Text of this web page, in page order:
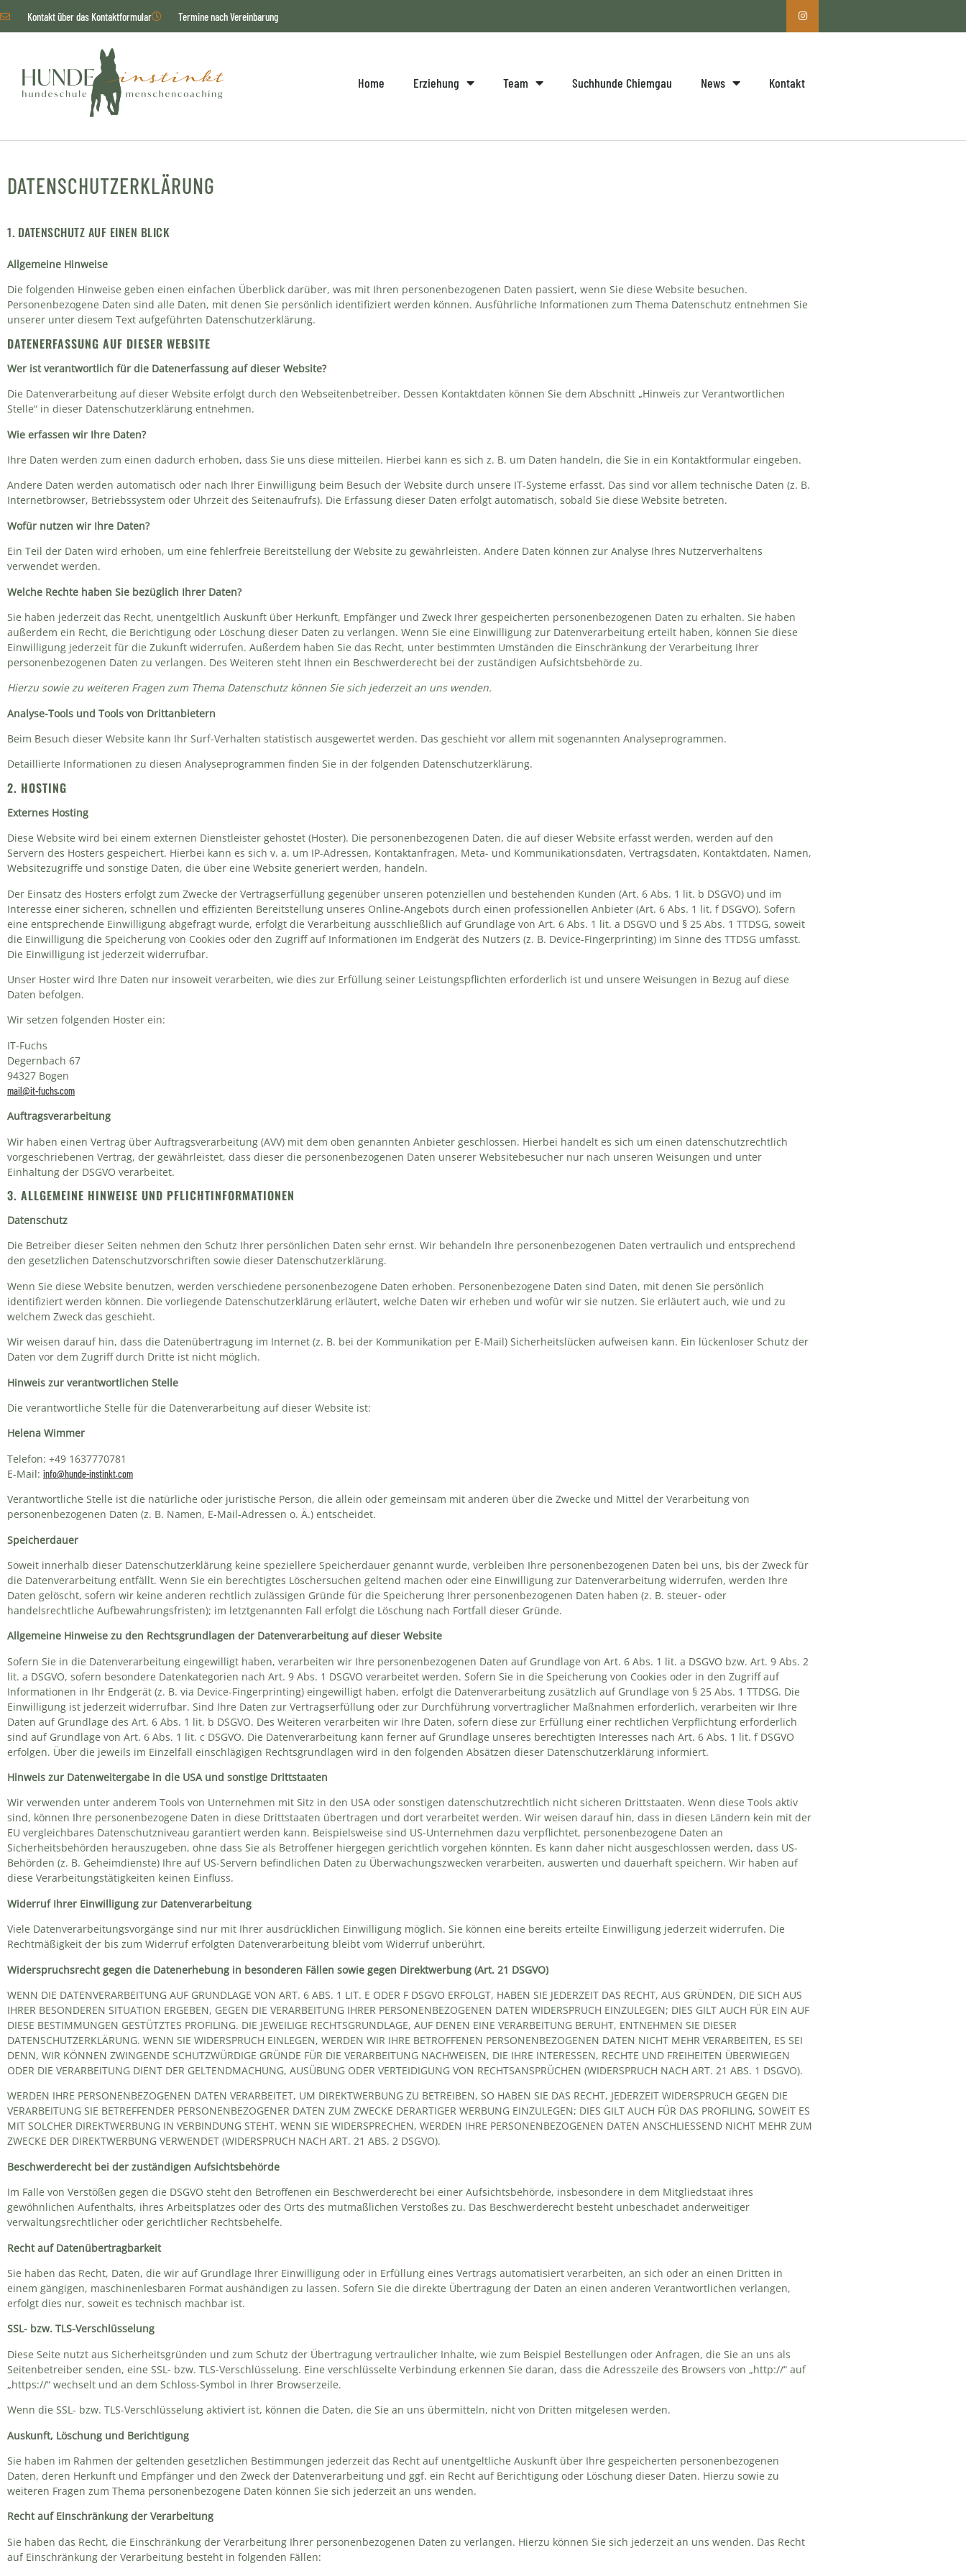
Kontakt über das Kontaktformular Termine nach Vereinbarung
Home Erziehung Team Suchhunde Chiemgau News Kontakt
DATENSCHUTZERKLÄRUNG
1. DATENSCHUTZ AUF EINEN BLICK
Allgemeine Hinweise
Die folgenden Hinweise geben einen einfachen Überblick darüber, was mit Ihren personenbezogenen Daten passiert, wenn Sie diese Website besuchen.
Personenbezogene Daten sind alle Daten, mit denen Sie persönlich identifiziert werden können. Ausführliche Informationen zum Thema Datenschutz entnehmen Sie
unserer unter diesem Text aufgeführten Datenschutzerklärung.
DATENERFASSUNG AUF DIESER WEBSITE
Wer ist verantwortlich für die Datenerfassung auf dieser Website?
Die Datenverarbeitung auf dieser Website erfolgt durch den Webseitenbetreiber. Dessen Kontaktdaten können Sie dem Abschnitt „Hinweis zur Verantwortlichen
Stelle“ in dieser Datenschutzerklärung entnehmen.
Wie erfassen wir Ihre Daten?
Ihre Daten werden zum einen dadurch erhoben, dass Sie uns diese mitteilen. Hierbei kann es sich z. B. um Daten handeln, die Sie in ein Kontaktformular eingeben.
Andere Daten werden automatisch oder nach Ihrer Einwilligung beim Besuch der Website durch unsere IT-Systeme erfasst. Das sind vor allem technische Daten (z. B.
Internetbrowser, Betriebssystem oder Uhrzeit des Seitenaufrufs). Die Erfassung dieser Daten erfolgt automatisch, sobald Sie diese Website betreten.
Wofür nutzen wir Ihre Daten?
Ein Teil der Daten wird erhoben, um eine fehlerfreie Bereitstellung der Website zu gewährleisten. Andere Daten können zur Analyse Ihres Nutzerverhaltens
verwendet werden.
Welche Rechte haben Sie bezüglich Ihrer Daten?
Sie haben jederzeit das Recht, unentgeltlich Auskunft über Herkunft, Empfänger und Zweck Ihrer gespeicherten personenbezogenen Daten zu erhalten. Sie haben
außerdem ein Recht, die Berichtigung oder Löschung dieser Daten zu verlangen. Wenn Sie eine Einwilligung zur Datenverarbeitung erteilt haben, können Sie diese
Einwilligung jederzeit für die Zukunft widerrufen. Außerdem haben Sie das Recht, unter bestimmten Umständen die Einschränkung der Verarbeitung Ihrer
personenbezogenen Daten zu verlangen. Des Weiteren steht Ihnen ein Beschwerderecht bei der zuständigen Aufsichtsbehörde zu.
Hierzu sowie zu weiteren Fragen zum Thema Datenschutz können Sie sich jederzeit an uns wenden.
Analyse-Tools und Tools von Dritt­anbietern
Beim Besuch dieser Website kann Ihr Surf-Verhalten statistisch ausgewertet werden. Das geschieht vor allem mit sogenannten Analyseprogrammen.
Detaillierte Informationen zu diesen Analyseprogrammen finden Sie in der folgenden Datenschutzerklärung.
2. HOSTING
Externes Hosting
Diese Website wird bei einem externen Dienstleister gehostet (Hoster). Die personenbezogenen Daten, die auf dieser Website erfasst werden, werden auf den
Servern des Hosters gespeichert. Hierbei kann es sich v. a. um IP-Adressen, Kontaktanfragen, Meta- und Kommunikationsdaten, Vertragsdaten, Kontaktdaten, Namen,
Websitezugriffe und sonstige Daten, die über eine Website generiert werden, handeln.
Der Einsatz des Hosters erfolgt zum Zwecke der Vertragserfüllung gegenüber unseren potenziellen und bestehenden Kunden (Art. 6 Abs. 1 lit. b DSGVO) und im
Interesse einer sicheren, schnellen und effizienten Bereitstellung unseres Online-Angebots durch einen professionellen Anbieter (Art. 6 Abs. 1 lit. f DSGVO). Sofern
eine entsprechende Einwilligung abgefragt wurde, erfolgt die Verarbeitung ausschließlich auf Grundlage von Art. 6 Abs. 1 lit. a DSGVO und § 25 Abs. 1 TTDSG, soweit
die Einwilligung die Speicherung von Cookies oder den Zugriff auf Informationen im Endgerät des Nutzers (z. B. Device-Fingerprinting) im Sinne des TTDSG umfasst.
Die Einwilligung ist jederzeit widerrufbar.
Unser Hoster wird Ihre Daten nur insoweit verarbeiten, wie dies zur Erfüllung seiner Leistungspflichten erforderlich ist und unsere Weisungen in Bezug auf diese
Daten befolgen.
Wir setzen folgenden Hoster ein:
IT-Fuchs
Degernbach 67
94327 Bogen
mail@it-fuchs.com
Auftragsverarbeitung
Wir haben einen Vertrag über Auftragsverarbeitung (AVV) mit dem oben genannten Anbieter geschlossen. Hierbei handelt es sich um einen datenschutzrechtlich
vorgeschriebenen Vertrag, der gewährleistet, dass dieser die personenbezogenen Daten unserer Websitebesucher nur nach unseren Weisungen und unter
Einhaltung der DSGVO verarbeitet.
3. ALLGEMEINE HINWEISE UND PFLICHT­INFORMATIONEN
Datenschutz
Die Betreiber dieser Seiten nehmen den Schutz Ihrer persönlichen Daten sehr ernst. Wir behandeln Ihre personenbezogenen Daten vertraulich und entsprechend
den gesetzlichen Datenschutzvorschriften sowie dieser Datenschutzerklärung.
Wenn Sie diese Website benutzen, werden verschiedene personenbezogene Daten erhoben. Personenbezogene Daten sind Daten, mit denen Sie persönlich
identifiziert werden können. Die vorliegende Datenschutzerklärung erläutert, welche Daten wir erheben und wofür wir sie nutzen. Sie erläutert auch, wie und zu
welchem Zweck das geschieht.
Wir weisen darauf hin, dass die Datenübertragung im Internet (z. B. bei der Kommunikation per E-Mail) Sicherheitslücken aufweisen kann. Ein lückenloser Schutz der
Daten vor dem Zugriff durch Dritte ist nicht möglich.
Hinweis zur verantwortlichen Stelle
Die verantwortliche Stelle für die Datenverarbeitung auf dieser Website ist:
Helena Wimmer
Telefon: +49 1637770781
E-Mail: info@hunde-instinkt.com
Verantwortliche Stelle ist die natürliche oder juristische Person, die allein oder gemeinsam mit anderen über die Zwecke und Mittel der Verarbeitung von
personenbezogenen Daten (z. B. Namen, E-Mail-Adressen o. Ä.) entscheidet.
Speicherdauer
Soweit innerhalb dieser Datenschutzerklärung keine speziellere Speicherdauer genannt wurde, verbleiben Ihre personenbezogenen Daten bei uns, bis der Zweck für
die Datenverarbeitung entfällt. Wenn Sie ein berechtigtes Löschersuchen geltend machen oder eine Einwilligung zur Datenverarbeitung widerrufen, werden Ihre
Daten gelöscht, sofern wir keine anderen rechtlich zulässigen Gründe für die Speicherung Ihrer personenbezogenen Daten haben (z. B. steuer- oder
handelsrechtliche Aufbewahrungsfristen); im letztgenannten Fall erfolgt die Löschung nach Fortfall dieser Gründe.
Allgemeine Hinweise zu den Rechtsgrundlagen der Datenverarbeitung auf dieser Website
Sofern Sie in die Datenverarbeitung eingewilligt haben, verarbeiten wir Ihre personenbezogenen Daten auf Grundlage von Art. 6 Abs. 1 lit. a DSGVO bzw. Art. 9 Abs. 2
lit. a DSGVO, sofern besondere Datenkategorien nach Art. 9 Abs. 1 DSGVO verarbeitet werden. Sofern Sie in die Speicherung von Cookies oder in den Zugriff auf
Informationen in Ihr Endgerät (z. B. via Device-Fingerprinting) eingewilligt haben, erfolgt die Datenverarbeitung zusätzlich auf Grundlage von § 25 Abs. 1 TTDSG. Die
Einwilligung ist jederzeit widerrufbar. Sind Ihre Daten zur Vertragserfüllung oder zur Durchführung vorvertraglicher Maßnahmen erforderlich, verarbeiten wir Ihre
Daten auf Grundlage des Art. 6 Abs. 1 lit. b DSGVO. Des Weiteren verarbeiten wir Ihre Daten, sofern diese zur Erfüllung einer rechtlichen Verpflichtung erforderlich
sind auf Grundlage von Art. 6 Abs. 1 lit. c DSGVO. Die Datenverarbeitung kann ferner auf Grundlage unseres berechtigten Interesses nach Art. 6 Abs. 1 lit. f DSGVO
erfolgen. Über die jeweils im Einzelfall einschlägigen Rechtsgrundlagen wird in den folgenden Absätzen dieser Datenschutzerklärung informiert.
Hinweis zur Datenweitergabe in die USA und sonstige Drittstaaten
Wir verwenden unter anderem Tools von Unternehmen mit Sitz in den USA oder sonstigen datenschutzrechtlich nicht sicheren Drittstaaten. Wenn diese Tools aktiv
sind, können Ihre personenbezogene Daten in diese Drittstaaten übertragen und dort verarbeitet werden. Wir weisen darauf hin, dass in diesen Ländern kein mit der
EU vergleichbares Datenschutzniveau garantiert werden kann. Beispielsweise sind US-Unternehmen dazu verpflichtet, personenbezogene Daten an
Sicherheitsbehörden herauszugeben, ohne dass Sie als Betroffener hiergegen gerichtlich vorgehen könnten. Es kann daher nicht ausgeschlossen werden, dass US-
Behörden (z. B. Geheimdienste) Ihre auf US-Servern befindlichen Daten zu Überwachungszwecken verarbeiten, auswerten und dauerhaft speichern. Wir haben auf
diese Verarbeitungstätigkeiten keinen Einfluss.
Widerruf Ihrer Einwilligung zur Datenverarbeitung
Viele Datenverarbeitungsvorgänge sind nur mit Ihrer ausdrücklichen Einwilligung möglich. Sie können eine bereits erteilte Einwilligung jederzeit widerrufen. Die
Rechtmäßigkeit der bis zum Widerruf erfolgten Datenverarbeitung bleibt vom Widerruf unberührt.
Widerspruchsrecht gegen die Datenerhebung in besonderen Fällen sowie gegen Direktwerbung (Art. 21 DSGVO)
WENN DIE DATENVERARBEITUNG AUF GRUNDLAGE VON ART. 6 ABS. 1 LIT. E ODER F DSGVO ERFOLGT, HABEN SIE JEDERZEIT DAS RECHT, AUS GRÜNDEN, DIE SICH AUS
IHRER BESONDEREN SITUATION ERGEBEN, GEGEN DIE VERARBEITUNG IHRER PERSONENBEZOGENEN DATEN WIDERSPRUCH EINZULEGEN; DIES GILT AUCH FÜR EIN AUF
DIESE BESTIMMUNGEN GESTÜTZTES PROFILING. DIE JEWEILIGE RECHTSGRUNDLAGE, AUF DENEN EINE VERARBEITUNG BERUHT, ENTNEHMEN SIE DIESER
DATENSCHUTZERKLÄRUNG. WENN SIE WIDERSPRUCH EINLEGEN, WERDEN WIR IHRE BETROFFENEN PERSONENBEZOGENEN DATEN NICHT MEHR VERARBEITEN, ES SEI
DENN, WIR KÖNNEN ZWINGENDE SCHUTZWÜRDIGE GRÜNDE FÜR DIE VERARBEITUNG NACHWEISEN, DIE IHRE INTERESSEN, RECHTE UND FREIHEITEN ÜBERWIEGEN
ODER DIE VERARBEITUNG DIENT DER GELTENDMACHUNG, AUSÜBUNG ODER VERTEIDIGUNG VON RECHTSANSPRÜCHEN (WIDERSPRUCH NACH ART. 21 ABS. 1 DSGVO).
WERDEN IHRE PERSONENBEZOGENEN DATEN VERARBEITET, UM DIREKTWERBUNG ZU BETREIBEN, SO HABEN SIE DAS RECHT, JEDERZEIT WIDERSPRUCH GEGEN DIE
VERARBEITUNG SIE BETREFFENDER PERSONENBEZOGENER DATEN ZUM ZWECKE DERARTIGER WERBUNG EINZULEGEN; DIES GILT AUCH FÜR DAS PROFILING, SOWEIT ES
MIT SOLCHER DIREKTWERBUNG IN VERBINDUNG STEHT. WENN SIE WIDERSPRECHEN, WERDEN IHRE PERSONENBEZOGENEN DATEN ANSCHLIESSEND NICHT MEHR ZUM
ZWECKE DER DIREKTWERBUNG VERWENDET (WIDERSPRUCH NACH ART. 21 ABS. 2 DSGVO).
Beschwerde­recht bei der zuständigen Aufsichts­behörde
Im Falle von Verstößen gegen die DSGVO steht den Betroffenen ein Beschwerderecht bei einer Aufsichtsbehörde, insbesondere in dem Mitgliedstaat ihres
gewöhnlichen Aufenthalts, ihres Arbeitsplatzes oder des Orts des mutmaßlichen Verstoßes zu. Das Beschwerderecht besteht unbeschadet anderweitiger
verwaltungsrechtlicher oder gerichtlicher Rechtsbehelfe.
Recht auf Daten­übertrag­barkeit
Sie haben das Recht, Daten, die wir auf Grundlage Ihrer Einwilligung oder in Erfüllung eines Vertrags automatisiert verarbeiten, an sich oder an einen Dritten in
einem gängigen, maschinenlesbaren Format aushändigen zu lassen. Sofern Sie die direkte Übertragung der Daten an einen anderen Verantwortlichen verlangen,
erfolgt dies nur, soweit es technisch machbar ist.
SSL- bzw. TLS-Verschlüsselung
Diese Seite nutzt aus Sicherheitsgründen und zum Schutz der Übertragung vertraulicher Inhalte, wie zum Beispiel Bestellungen oder Anfragen, die Sie an uns als
Seitenbetreiber senden, eine SSL- bzw. TLS-Verschlüsselung. Eine verschlüsselte Verbindung erkennen Sie daran, dass die Adresszeile des Browsers von „http://“ auf
„https://“ wechselt und an dem Schloss-Symbol in Ihrer Browserzeile.
Wenn die SSL- bzw. TLS-Verschlüsselung aktiviert ist, können die Daten, die Sie an uns übermitteln, nicht von Dritten mitgelesen werden.
Auskunft, Löschung und Berichtigung
Sie haben im Rahmen der geltenden gesetzlichen Bestimmungen jederzeit das Recht auf unentgeltliche Auskunft über Ihre gespeicherten personenbezogenen
Daten, deren Herkunft und Empfänger und den Zweck der Datenverarbeitung und ggf. ein Recht auf Berichtigung oder Löschung dieser Daten. Hierzu sowie zu
weiteren Fragen zum Thema personenbezogene Daten können Sie sich jederzeit an uns wenden.
Recht auf Einschränkung der Verarbeitung
Sie haben das Recht, die Einschränkung der Verarbeitung Ihrer personenbezogenen Daten zu verlangen. Hierzu können Sie sich jederzeit an uns wenden. Das Recht
auf Einschränkung der Verarbeitung besteht in folgenden Fällen: